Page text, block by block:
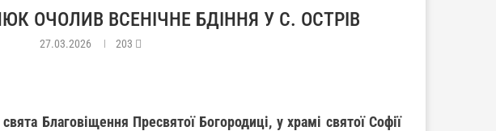
ОЧОЛИВ ВСЕНІЧНЕ БДІННЯ У С. ОСТРІВ
27.03.2026 203
Благовіщення Пресвятої Богородиці, у храмі святої Софії